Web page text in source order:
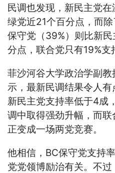
民调也发现，新民主党
绿党近21个百分点，而
保守党（39%）则比新
分点，联合党只有19%支
菲沙河谷大学政治学副
示，最新民调结果令人有
新民主党支持率低于4成
调中取得强劲升幅，而
正变成一场两党竞赛。
他相信，BC保守党支持
党党领博励治有关。不